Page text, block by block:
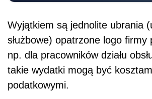
Wyjątkiem są jednolite ubrania
służbowe) opatrzone logo firmy
np. dla pracowników działu
takie wydatki mogą być
podatkowymi.